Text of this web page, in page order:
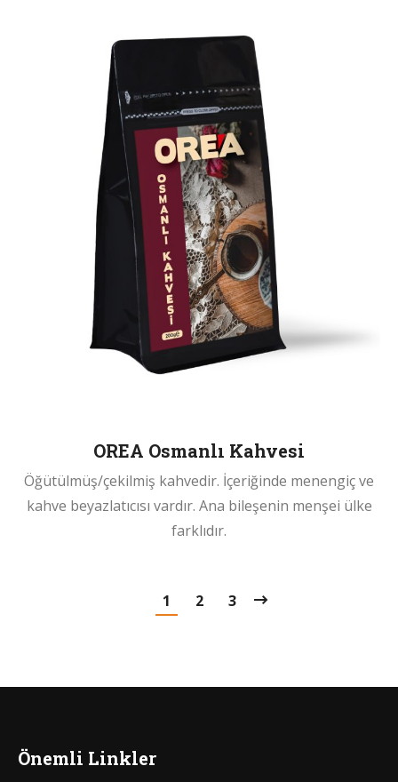
OREA Osmanlı Kahvesi
Öğütülmüş/çekilmiş kahvedir. İçeriğinde menengiç ve
kahve beyazlatıcısı vardır. Ana bileşenin menşei ülke
farklıdır.
1 2 3
Önemli Linkler